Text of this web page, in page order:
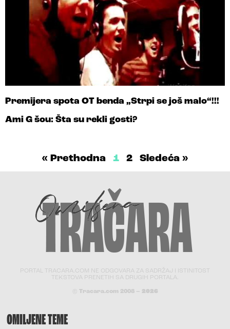
Premijera spota OT benda „Strpi se još malo“!!!
Ami G šou: Šta su rekli gosti?
« Prethodna 1 2 Sledeća »
PORTAL TRACARA.COM NE ODGOVARA ZA SADRŽAJ I ISTINITOST
TEKSTOVA PRENETIH SA DRUGIH PORTALA.
© Tracara.com 2008 – 2026
OMILJENE TEME